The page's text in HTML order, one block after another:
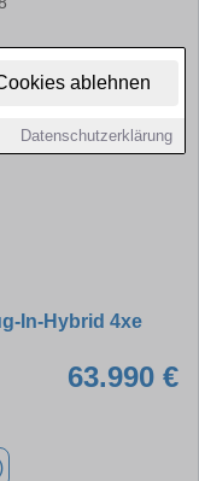
ablehnen
Datenschutzerklärung
In-Hybrid 4xe
63.990 €